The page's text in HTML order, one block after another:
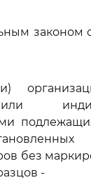
законом
без
-